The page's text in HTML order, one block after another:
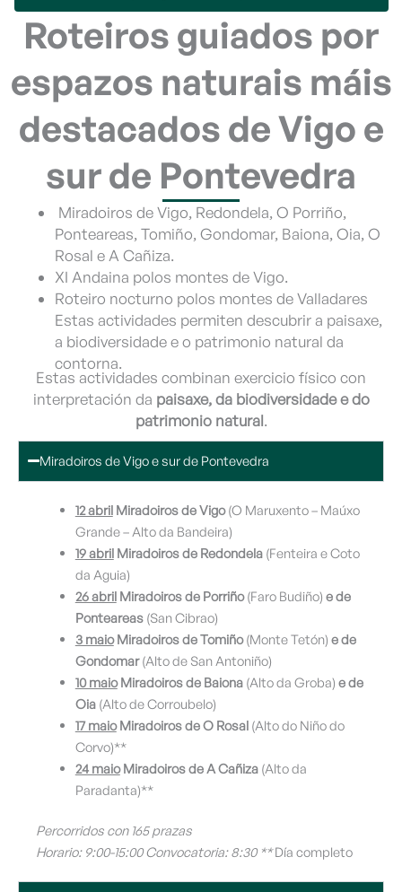
Roteiros guiados por
espazos naturais máis
destacados de Vigo e
sur de Pontevedra
Miradoiros de Vigo, Redondela, O Porriño,
Ponteareas, Tomiño, Gondomar, Baiona, Oia, O
Rosal e A Cañiza.
XI Andaina polos montes de Vigo.
Roteiro nocturno polos montes de Valladares
Estas actividades permiten descubrir a paisaxe,
a biodiversidade e o patrimonio natural da
contorna.
Estas actividades combinan exercicio físico con
interpretación da paisaxe, da biodiversidade e do
patrimonio natural.
Miradoiros de Vigo e sur de Pontevedra
12 abrilMiradoiros de Vigo(O Maruxento – Maúxo
Grande – Alto da Bandeira)
19 abrilMiradoiros de Redondela (Fenteira e Coto
da Aguia)
26 abrilMiradoiros de Porriño(Faro Budiño) e de
Ponteareas(San Cibrao)
3 maioMiradoiros de Tomiño(Monte Tetón) e de
Gondomar(Alto de San Antoniño)
10 maioMiradoiros de Baiona(Alto da Groba) e de
Oia(Alto de Corroubelo)
17 maioMiradoiros de O Rosal(Alto do Niño do
Corvo)**
24 maioMiradoiros de A Cañiza (Alto da
Paradanta)**
Percorridos con 165 prazas
Horario: 9:00-15:00 Convocatoria: 8:30 **Día completo